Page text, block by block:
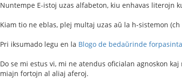
Nuntempe E-istoj uzas alfabeton, kiu enhavas literojn
Kiam tio ne eblas, plej multaj uzas aŭ la h-sistemon (ch
Pri iksumado legu en la Blogo de bedaŭrinde forpasinta
Do se mi estus vi, mi ne atendus oficialan agnoskon
miajn fortojn al aliaj aferoj.